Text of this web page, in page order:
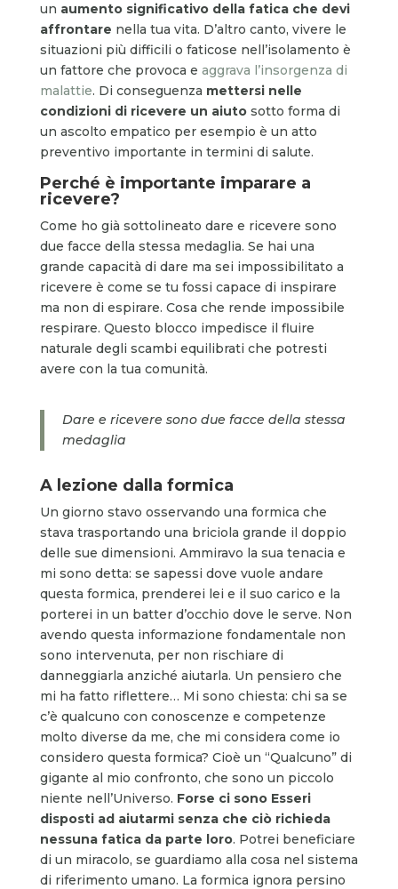
un aumento significativo della fatica che devi
affrontare nella tua vita. D’altro canto, vivere le
situazioni più difficili o faticose nell’isolamento è
un fattore che provoca e aggrava l’insorgenza di
malattie. Di conseguenza mettersi nelle
condizioni di ricevere un aiutosotto forma di
un ascolto empatico per esempio è un atto
preventivo importante in termini di salute.
Perché è importante imparare a
ricevere?
Come ho già sottolineato dare e ricevere sono
due facce della stessa medaglia. Se hai una
grande capacità di dare ma sei impossibilitato a
ricevere è come se tu fossi capace di inspirare
ma non di espirare. Cosa che rende impossibile
respirare. Questo blocco impedisce il fluire
naturale degli scambi equilibrati che potresti
avere con la tua comunità.
Dare e ricevere sono due facce della stessa
medaglia
A lezione dalla formica
Un giorno stavo osservando una formica che
stava trasportando una briciola grande il doppio
delle sue dimensioni. Ammiravo la sua tenacia e
mi sono detta: se sapessi dove vuole andare
questa formica, prenderei lei e il suo carico e la
porterei in un batter d’occhio dove le serve. Non
avendo questa informazione fondamentale non
sono intervenuta, per non rischiare di
danneggiarla anziché aiutarla. Un pensiero che
mi ha fatto riflettere… Mi sono chiesta: chi sa se
c’è qualcuno con conoscenze e competenze
molto diverse da me, che mi considera come io
considero questa formica? Cioè un “Qualcuno” di
gigante al mio confronto, che sono un piccolo
niente nell’Universo. Forse ci sono Esseri
disposti ad aiutarmi senza che ciò richieda
nessuna fatica da parte loro. Potrei beneficiare
di un miracolo, se guardiamo alla cosa nel sistema
di riferimento umano. La formica ignora persino